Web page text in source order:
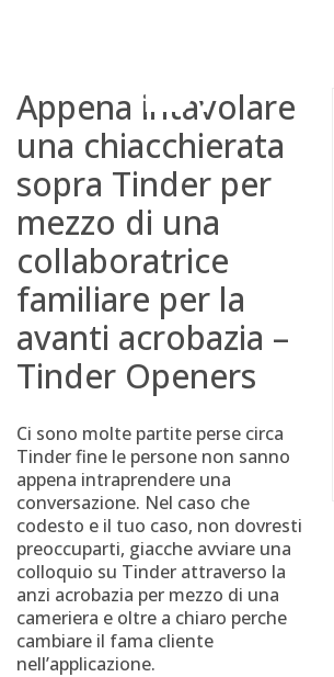
Appena intavolare
una chiacchierata
sopra Tinder per
mezzo di una
collaboratrice
familiare per la
avanti acrobazia –
Tinder Openers
Ci sono molte partite perse circa
Tinder fine le persone non sanno
appena intraprendere una
conversazione. Nel caso che
codesto e il tuo caso, non dovresti
preoccuparti, giacche avviare una
colloquio su Tinder attraverso la
anzi acrobazia per mezzo di una
cameriera e oltre a chiaro perche
cambiare il fama cliente
nell’applicazione.